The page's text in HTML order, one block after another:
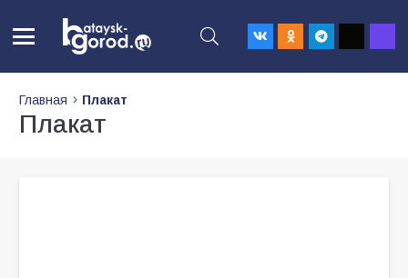
Главная Плакат
Плакат